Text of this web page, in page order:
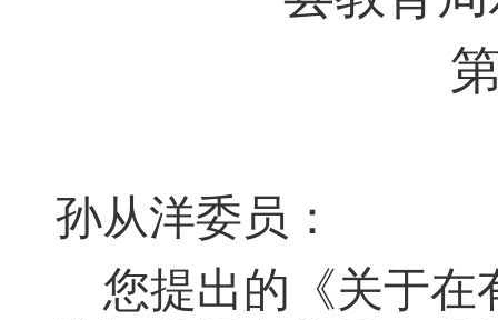
孙从洋委员：
您提出的《关于在